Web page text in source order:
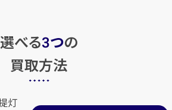
選べる3つの
買取方法